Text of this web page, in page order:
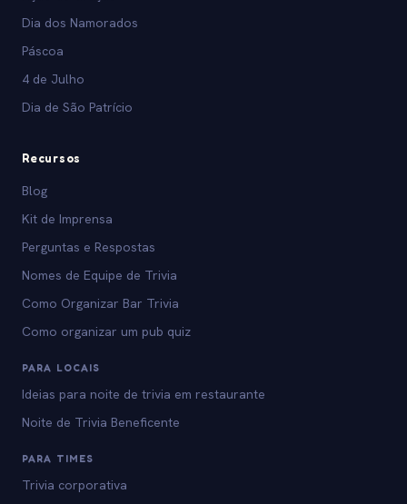
Dia dos Namorados
Páscoa
4 de Julho
Dia de São Patrício
Recursos
Blog
Kit de Imprensa
Perguntas e Respostas
Nomes de Equipe de Trivia
Como Organizar Bar Trivia
Como organizar um pub quiz
PARA LOCAIS
Ideias para noite de trivia em restaurante
Noite de Trivia Beneficente
PARA TIMES
Trivia corporativa